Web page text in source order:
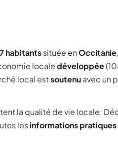
habitantssituée enOccitanie
localedéveloppée
local estsoutenuavec un
la qualité de vie locale.
lesinformations